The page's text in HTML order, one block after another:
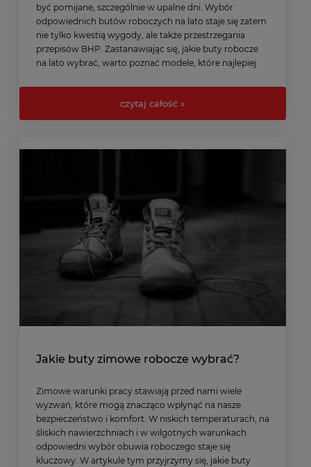
być pomijane, szczególnie w upalne dni. Wybór
odpowiednich butów roboczych na lato staje się zatem
nie tylko kwestią wygody, ale także przestrzegania
przepisów BHP. Zastanawiając się, jakie buty robocze
na lato wybrać, warto poznać modele, które najlepiej
czytaj całość »
Jakie buty zimowe robocze wybrać?
Zimowe warunki pracy stawiają przed nami wiele
wyzwań, które mogą znacząco wpłynąć na nasze
bezpieczeństwo i komfort. W niskich temperaturach, na
śliskich nawierzchniach i w wilgotnych warunkach
odpowiedni wybór obuwia roboczego staje się
kluczowy. W artykule tym przyjrzymy się, jakie buty